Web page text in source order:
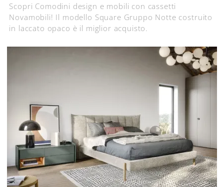
Scopri Comodini design e mobili con cassetti
Novamobili! Il modello Square Gruppo Notte costruito
in laccato opaco è il miglior acquisto.